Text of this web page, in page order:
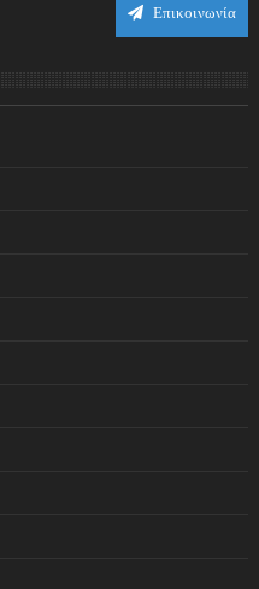
Επικοινωνία